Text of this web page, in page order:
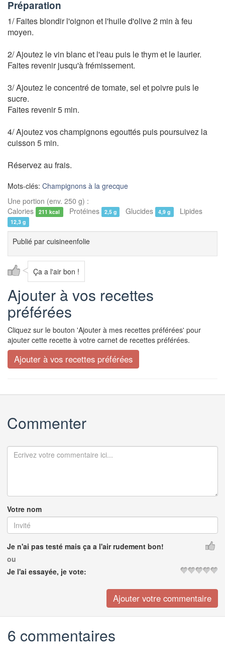
Préparation
1/ Faites blondir l'oignon et l'huile d'olive 2 min à feu
moyen.
2/ Ajoutez le vin blanc et l'eau puis le thym et le laurier.
Faites revenir jusqu'à frémissement.
3/ Ajoutez le concentré de tomate, sel et poivre puis le
sucre.
Faites revenir 5 min.
4/ Ajoutez vos champignons egouttés puis poursuivez la
cuisson 5 min.
Réservez au frais.
Mots-clés: Champignons à la grecque
Une portion (env. 250 g) :
Calories
211 kcal Protéines 2,5 g Glucides 4,9 g Lipides
12,3 g
Publié par cuisineenfolie
Ça a l'air bon !
Ajouter à vos recettes
préférées
Cliquez sur le bouton 'Ajouter à mes recettes préférées' pour
ajouter cette recette à votre carnet de recettes préférées.
Commenter
Votre nom
Je n'ai pas testé mais ça a l'air rudement bon!
ou
Je l'ai essayée, je vote:
6 commentaires